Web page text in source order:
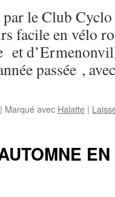
le Club
facile en vélo
et
passée ,
| Marqué avec Halatte |